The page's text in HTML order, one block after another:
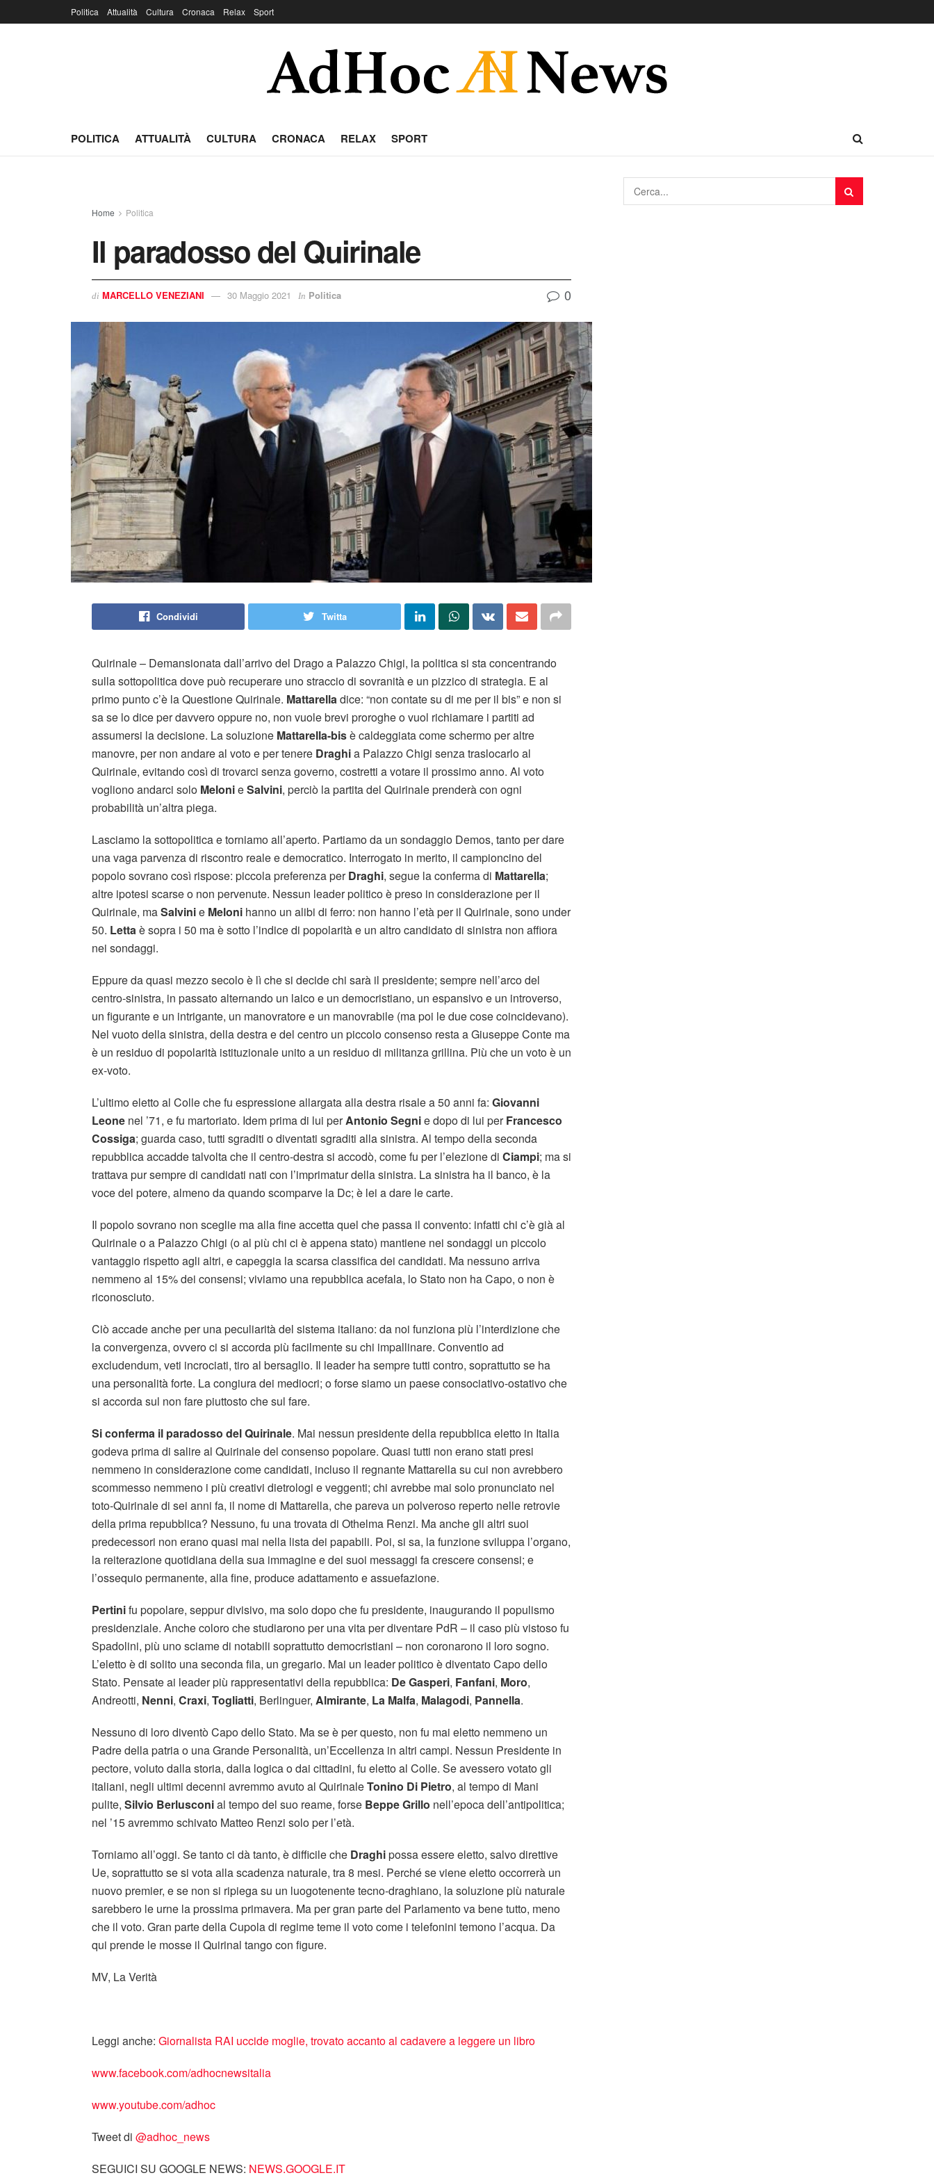
Politica Attualità Cultura Cronaca Relax Sport
POLITICA ATTUALITÀ CULTURA CRONACA RELAX SPORT
Home Politica
Il paradosso del Quirinale
di MARCELLO VENEZIANI 30 Maggio 2021 In Politica 0
Condividi Twitta
Quirinale – Demansionata dall’arrivo del Drago a Palazzo Chigi, la politica si sta concentrando
sulla sottopolitica dove può recuperare uno straccio di sovranità e un pizzico di strategia. E al
primo punto c’è la Questione Quirinale. Mattarelladice: “non contate su di me per il bis” e non si
sa se lo dice per davvero oppure no, non vuole brevi proroghe o vuol richiamare i partiti ad
assumersi la decisione. La soluzione Mattarella-bisè caldeggiata come schermo per altre
manovre, per non andare al voto e per tenere Draghia Palazzo Chigi senza traslocarlo al
Quirinale, evitando così di trovarci senza governo, costretti a votare il prossimo anno. Al voto
vogliono andarci solo MelonieSalvini, perciò la partita del Quirinale prenderà con ogni
probabilità un’altra piega.
Lasciamo la sottopolitica e torniamo all’aperto. Partiamo da un sondaggio Demos, tanto per dare
una vaga parvenza di riscontro reale e democratico. Interrogato in merito, il campioncino del
popolo sovrano così rispose: piccola preferenza perDraghi, segue la conferma di Mattarella;
altre ipotesi scarse o non pervenute. Nessun leader politico è preso in considerazione per il
Quirinale, maSalvinie Meloni hanno un alibi di ferro: non hanno l’età per il Quirinale, sono under
50. Lettaè sopra i 50 ma è sotto l’indice di popolarità e un altro candidato di sinistra non affiora
nei sondaggi.
Eppure da quasi mezzo secolo è lì che si decide chi sarà il presidente; sempre nell’arco del
centro-sinistra, in passato alternando un laico e un democristiano, un espansivo e un introverso,
un figurante e un intrigante, un manovratore e un manovrabile (ma poi le due cose coincidevano).
Nel vuoto della sinistra, della destra e del centro un piccolo consenso resta a Giuseppe Conte ma
è un residuo di popolarità istituzionale unito a un residuo di militanza grillina. Più che un voto è un
ex-voto.
L’ultimo eletto al Colle che fu espressione allargata alla destra risale a 50 anni fa: Giovanni
Leone nel ’71, e fu martoriato. Idem prima di lui perAntonio Segnie dopo di lui perFrancesco
Cossiga; guarda caso, tutti sgraditi o diventati sgraditi alla sinistra. Al tempo della seconda
repubblica accadde talvolta che il centro-destra si accodò, come fu per l’elezione di Ciampi; ma si
trattava pur sempre di candidati nati con l’imprimatur della sinistra. La sinistra ha il banco, è la
voce del potere, almeno da quando scomparve la Dc; è lei a dare le carte.
Il popolo sovrano non sceglie ma alla fine accetta quel che passa il convento: infatti chi c’è già al
Quirinale o a Palazzo Chigi (o al più chi ci è appena stato) mantiene nei sondaggi un piccolo
vantaggio rispetto agli altri, e capeggia la scarsa classifica dei candidati. Ma nessuno arriva
nemmeno al 15% dei consensi; viviamo una repubblica acefala, lo Stato non ha Capo, o non è
riconosciuto.
Ciò accade anche per una peculiarità del sistema italiano: da noi funziona più l’interdizione che
la convergenza, ovvero ci si accorda più facilmente su chi impallinare. Conventio ad
excludendum, veti incrociati, tiro al bersaglio. Il leader ha sempre tutti contro, soprattutto se ha
una personalità forte. La congiura dei mediocri; o forse siamo un paese consociativo-ostativo che
si accorda sul non fare piuttosto che sul fare.
Si conferma il paradosso del Quirinale. Mai nessun presidente della repubblica eletto in Italia
godeva prima di salire al Quirinale del consenso popolare. Quasi tutti non erano stati presi
nemmeno in considerazione come candidati, incluso il regnante Mattarella su cui non avrebbero
scommesso nemmeno i più creativi dietrologi e veggenti; chi avrebbe mai solo pronunciato nel
toto-Quirinale di sei anni fa, il nome di Mattarella, che pareva un polveroso reperto nelle retrovie
della prima repubblica? Nessuno, fu una trovata di Othelma Renzi. Ma anche gli altri suoi
predecessori non erano quasi mai nella lista dei papabili. Poi, si sa, la funzione sviluppa l’organo,
la reiterazione quotidiana della sua immagine e dei suoi messaggi fa crescere consensi; e
l’ossequio permanente, alla fine, produce adattamento e assuefazione.
Pertinifu popolare, seppur divisivo, ma solo dopo che fu presidente, inaugurando il populismo
presidenziale. Anche coloro che studiarono per una vita per diventare PdR – il caso più vistoso fu
Spadolini, più uno sciame di notabili soprattutto democristiani – non coronarono il loro sogno.
L’eletto è di solito una seconda fila, un gregario. Mai un leader politico è diventato Capo dello
Stato. Pensate ai leader più rappresentativi della repubblica: De Gasperi, Fanfani, Moro,
Andreotti, Nenni, Craxi, Togliatti, Berlinguer, Almirante, La Malfa, Malagodi, Pannella.
Nessuno di loro diventò Capo dello Stato. Ma se è per questo, non fu mai eletto nemmeno un
Padre della patria o una Grande Personalità, un’Eccellenza in altri campi. Nessun Presidente in
pectore, voluto dalla storia, dalla logica o dai cittadini, fu eletto al Colle. Se avessero votato gli
italiani, negli ultimi decenni avremmo avuto al QuirinaleTonino Di Pietro, al tempo di Mani
pulite, Silvio Berlusconial tempo del suo reame, forse Beppe Grillo nell’epoca dell’antipolitica;
nel ’15 avremmo schivato Matteo Renzi solo per l’età.
Torniamo all’oggi. Se tanto ci dà tanto, è difficile che Draghipossa essere eletto, salvo direttive
Ue, soprattutto se si vota alla scadenza naturale, tra 8 mesi. Perché se viene eletto occorrerà un
nuovo premier, e se non si ripiega su un luogotenente tecno-draghiano, la soluzione più naturale
sarebbero le urne la prossima primavera. Ma per gran parte del Parlamento va bene tutto, meno
che il voto. Gran parte della Cupola di regime teme il voto come i telefonini temono l’acqua. Da
qui prende le mosse il Quirinal tango con figure.
MV, La Verità
Leggi anche: Giornalista RAI uccide moglie, trovato accanto al cadavere a leggere un libro
www.facebook.com/adhocnewsitalia
www.youtube.com/adhoc
Tweet di ‎@adhoc_news
SEGUICI SU GOOGLE NEWS: NEWS.GOOGLE.IT